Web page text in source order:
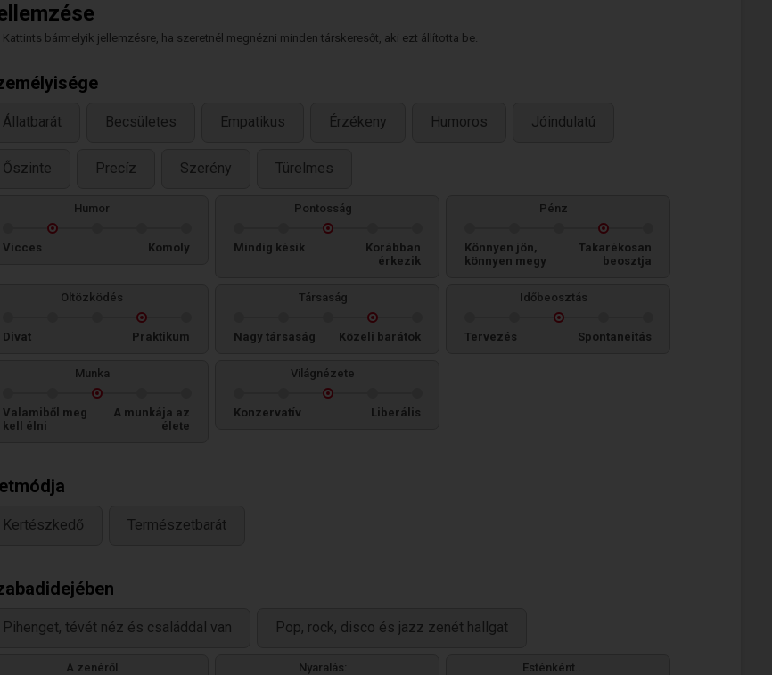
Kattints bármelyik jellemzésre, ha szeretnél megnézni minden társkeresőt, aki ezt állította be.
Állatbarát Becsületes Empatikus Érzékeny Humoros Jóindulatú
Őszinte Precíz Szerény Türelmes
Humor
Vicces Komoly
Pontosság
Mindig késik
Korábban
érkezik
Pénz
Könnyen jön,
könnyen megy
Takarékosan
beosztja
Öltözködés
Divat Praktikum
Társaság
Nagy társaság Közeli barátok
Időbeosztás
Tervezés Spontaneitás
Munka
Valamiből meg
kell élni
A munkája az
élete
Világnézete
Konzervatív Liberális
Kertészkedő Természetbarát
Pihenget, tévét néz és családdal van Pop, rock, disco és jazz zenét hallgat
A zenéről Nyaralás: Esténként...